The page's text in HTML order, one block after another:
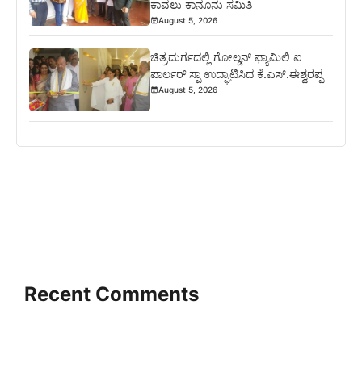
ಕಾವಲು ಕಾನೂನು ಸಮಿತಿ
August 5, 2026
ಚಿತ್ರದುರ್ಗದಲ್ಲಿ ಗೋಲ್ಡನ್ ಫ್ಯಾಮಿಲಿ ಐ
ಪಾರ್ಲರ್ ಸ್ಪಾ ಉದ್ಘಾಟಿಸಿದ ಕೆ.ಎಸ್.ಈಶ್ವರಪ್ಪ
August 5, 2026
Recent Comments